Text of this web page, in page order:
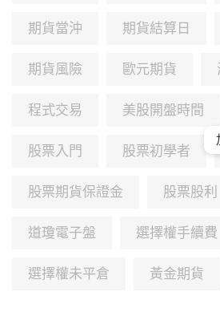
期貨當沖 期貨結算日
期貨風險 歐元期貨
程式交易 美股開盤時間
股票入門 股票初學者
股票期貨保證金 股票股利
道瓊電子盤 選擇權手續費
選擇權未平倉 黃金期貨